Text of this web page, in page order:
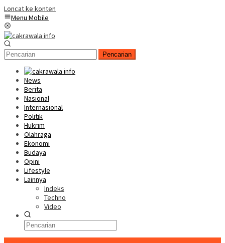
Loncat ke konten
Menu Mobile
Pencarian
News
Berita
Nasional
Internasional
Politik
Hukrim
Olahraga
Ekonomi
Budaya
Opini
Lifestyle
Lainnya
Indeks
Techno
Video